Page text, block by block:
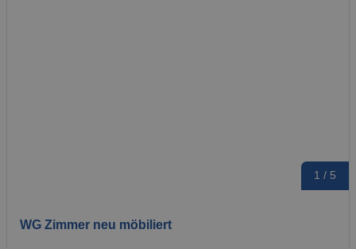
1 / 5
WG Zimmer neu möbiliert